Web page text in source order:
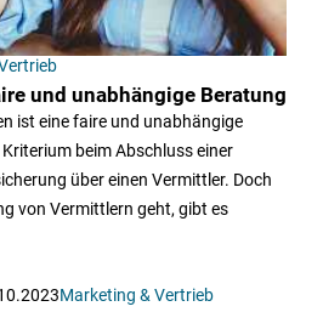
und unabhängige Beratung
ist eine faire und unabhängige
beim Abschluss einer
über einen Vermittler. Doch
von Vermittlern geht, gibt es
Marketing & Vertrieb